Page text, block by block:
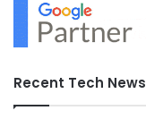
Recent Tech News